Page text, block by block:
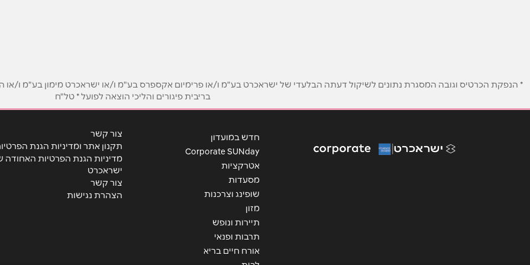
* הנפקת הכרטיס וגובה המסגרת נתונים לשיקול דעתה הבלעדי של ישראכרט בע"מ ו/או פרימיום אקספרס בע"מ ו/או ישראכרט מימון בע"מ ו/או
בריבית פיגורים והליכי הוצאה לפועל * טל"ח
חדש במועדון
Corporate SUNday
אטרקציות
מסעדות
שופינג וצרכנות
מזון
תיירות ונופש
תרבות ופנאי
אורח חיים בריא
צור קשר
תקנון אתר ומדיניות הגנת
מדיניות הגנת הפרטיות האחודה
ישראכרט
צור קשר
הצהרת נגישות